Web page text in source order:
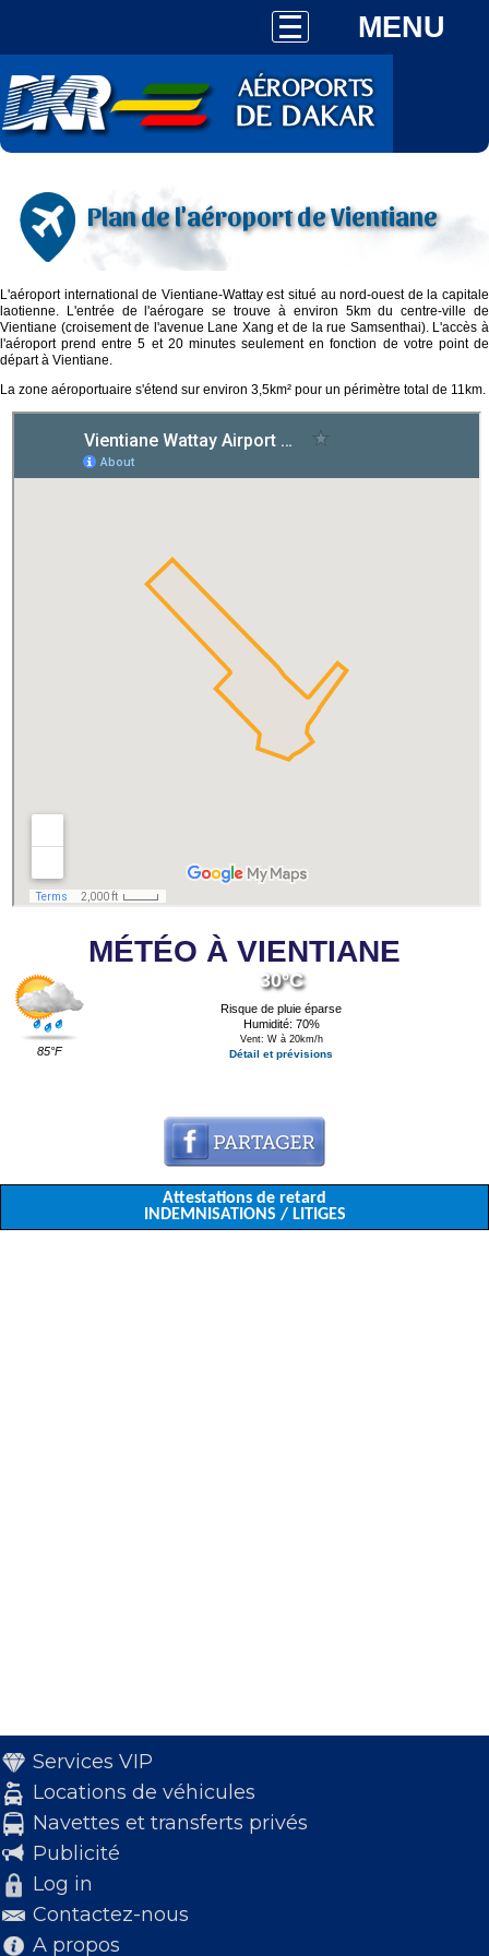
MENU
Plan de l'aéroport de Vientiane
L'aéroport international de Vientiane-Wattay est situé au nord-ouest de la capitale
laotienne. L'entrée de l'aérogare se trouve à environ 5km du centre-ville de
Vientiane (croisement de l'avenue Lane Xang et de la rue Samsenthai). L'accès à
l'aéroport prend entre 5 et 20 minutes seulement en fonction de votre point de
départ à Vientiane.
La zone aéroportuaire s'étend sur environ 3,5km² pour un périmètre total de 11km.
MÉTÉO À VIENTIANE
85°F
30°C
Risque de pluie éparse
Humidité: 70%
Vent: W à 20km/h
Détail et prévisions
Attestations de retard
INDEMNISATIONS / LITIGES
Services VIP
Locations de véhicules
Navettes et transferts privés
Publicité
Log in
Contactez-nous
A propos